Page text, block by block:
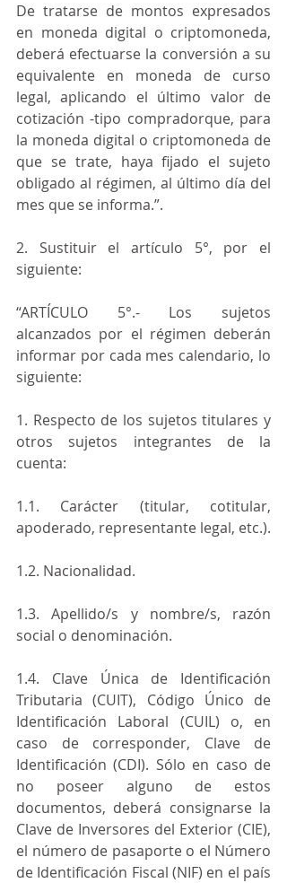
De tratarse de montos expresados
en moneda digital o criptomoneda,
deberá efectuarse la conversión a su
equivalente en moneda de curso
legal, aplicando el último valor de
cotización -tipo compradorque, para
la moneda digital o criptomoneda de
que se trate, haya fijado el sujeto
obligado al régimen, al último día del
mes que se informa.”.
2. Sustituir el artículo 5°, por el
siguiente:
“ARTÍCULO 5°.- Los sujetos
alcanzados por el régimen deberán
informar por cada mes calendario, lo
siguiente:
1. Respecto de los sujetos titulares y
otros sujetos integrantes de la
cuenta:
1.1. Carácter (titular, cotitular,
apoderado, representante legal, etc.).
1.2. Nacionalidad.
1.3. Apellido/s y nombre/s, razón
social o denominación.
1.4. Clave Única de Identificación
Tributaria (CUIT), Código Único de
Identificación Laboral (CUIL) o, en
caso de corresponder, Clave de
Identificación (CDI). Sólo en caso de
no poseer alguno de estos
documentos, deberá consignarse la
Clave de Inversores del Exterior (CIE),
el número de pasaporte o el Número
de Identificación Fiscal (NIF) en el país